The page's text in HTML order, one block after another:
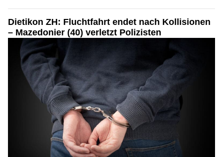
Dietikon ZH: Fluchtfahrt endet nach Kollisionen
– Mazedonier (40) verletzt Polizisten